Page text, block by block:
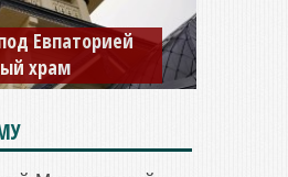
Евпаторией
храм
Косьмы и
вновь открыт